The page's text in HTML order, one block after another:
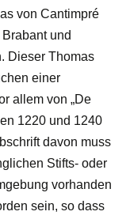
von Cantimpré
und
Dieser Thomas
einer
allem von „De
1220 und 1240
davon muss
Stifts- oder
vorhanden
sein, so dass